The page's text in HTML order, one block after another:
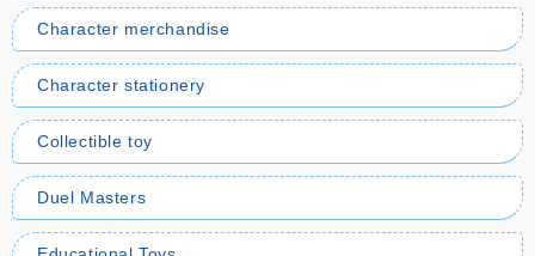
Character merchandise
Character stationery
Collectible toy
Duel Masters